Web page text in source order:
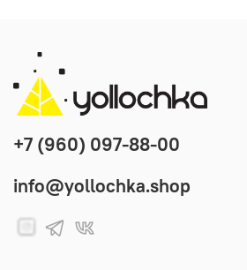
+7 (960) 097-88-00
info@yollochka.shop